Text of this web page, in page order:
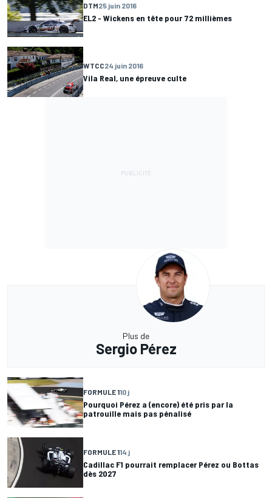
DTM25 juin 2016
EL2 - Wickens en tête pour 72 millièmes
WTCC24 juin 2016
Vila Real, une épreuve culte
Plus de
Sergio Pérez
FORMULE 110 j
Pourquoi Pérez a (encore) été pris par la
patrouille mais pas pénalisé
FORMULE 114 j
Cadillac F1 pourrait remplacer Pérez ou Bottas
dès 2027